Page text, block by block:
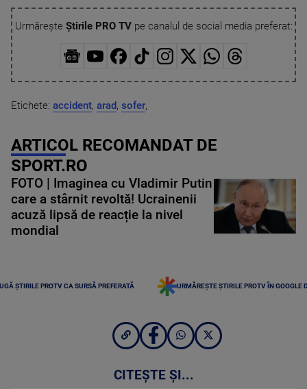
Urmărește Știrile PRO TVpe canalul de social media preferat:
Etichete: accident, arad, sofer,
ARTICOL RECOMANDAT DE
SPORT.RO
FOTO | Imaginea cu Vladimir Putin
care a stârnit revoltă! Ucrainenii
acuză lipsă de reacție la nivel
mondial
ȘTIRILE PROTV CA SURSĂ PREFERATĂ URMĂREȘTE ȘTIRILE PROTV ÎN GOOGLE
CITEȘTE ȘI...